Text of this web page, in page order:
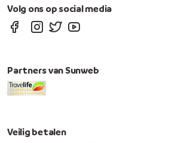
Volg ons op social media
Partners van Sunweb
Veilig betalen